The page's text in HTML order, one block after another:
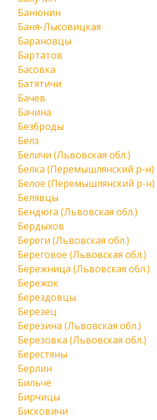
Банюнин
Баня-Лысовицкая
Барановцы
Бартатов
Басовка
Батятичи
Бачев
Бачина
Безброды
Белз
Беличи (Львовская обл.)
Белка (Перемышлянский р-н)
Белое (Перемышлянский р-н)
Белявцы
Бендюга (Львовская обл.)
Бердыхов
Береги (Львовская обл.)
Береговое (Львовская обл.)
Бережница (Львовская обл.)
Бережок
Берездовцы
Березец
Березина (Львовская обл.)
Березовка (Львовская обл.)
Берестяны
Берлин
Бильче
Бирчицы
Бисковичи